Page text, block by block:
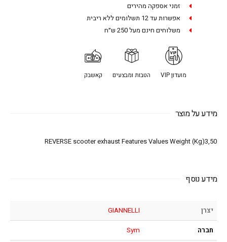
זמני אספקה מהירים
אפשרות עד 12 תשלומים ללא ריבית
משלוחים חינם מעל 250 ש״ח
מועדון VIP הטבות ומבצעים קאשבק
מידע על מוצר
REVERSE scooter exhaust Features Values Weight (Kg)3,50
מידע נוסף
יצרן
GIANNELLI
חברה
Sym